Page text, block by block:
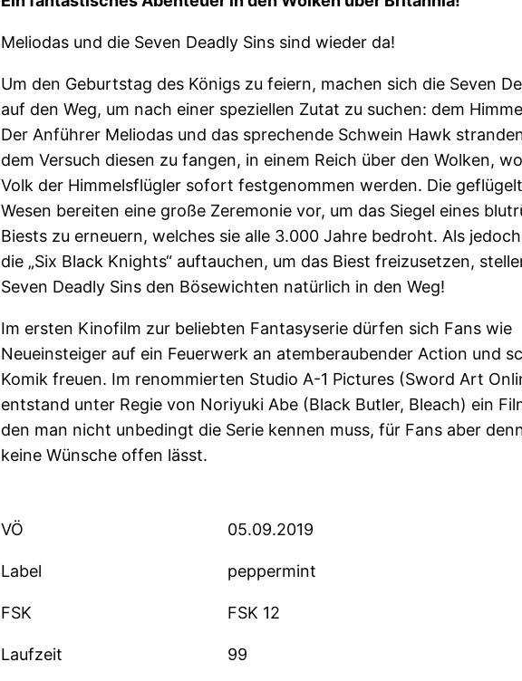
Meliodas und die Seven Deadly Sins sind wieder da!
Um den Geburtstag des Königs zu feiern, machen sich die Seven
auf den Weg, um nach einer speziellen Zutat zu suchen: dem
Der Anführer Meliodas und das sprechende Schwein Hawk
dem Versuch diesen zu fangen, in einem Reich über den Wolken,
Volk der Himmelsflügler sofort festgenommen werden. Die
Wesen bereiten eine große Zeremonie vor, um das Siegel eines
Biests zu erneuern, welches sie alle 3.000 Jahre bedroht. Als
die „Six Black Knights“ auftauchen, um das Biest freizusetzen,
Seven Deadly Sins den Bösewichten natürlich in den Weg!
Im ersten Kinofilm zur beliebten Fantasyserie dürfen sich Fans wie
Neueinsteiger auf ein Feuerwerk an atemberaubender Action und
Komik freuen. Im renommierten Studio A-1 Pictures (Sword Art
entstand unter Regie von Noriyuki Abe (Black Butler, Bleach) ein
den man nicht unbedingt die Serie kennen muss, für Fans aber
keine Wünsche offen lässt.
VÖ 05.09.2019
Label peppermint
FSK FSK 12
Laufzeit 99